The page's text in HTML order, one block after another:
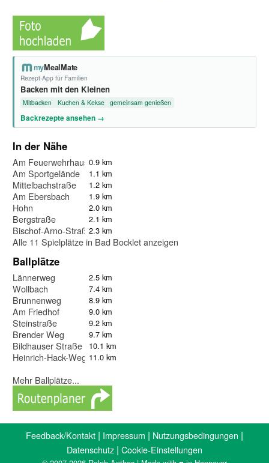
myMealMate
Rezept-App für Familien
Backen mit den Kleinen
Mitbacken Kuchen & Kekse gemeinsam genießen
Backrezepte ansehen →
In der Nähe
Am Feuerwehrhaus 0.9 km
Am Sportgelände 1.1 km
Mittelbachstraße 1.2 km
Am Ebersbach 1.9 km
Hohn 2.0 km
Bergstraße 2.1 km
Bischof-Arno-Straße2.3 km
Alle 11 Spielplätze in Bad Bocklet anzeigen
Ballplätze
Lännerweg 2.5 km
Wollbach 7.4 km
Brunnenweg 8.9 km
Am Friedhof 9.0 km
Steinstraße 9.2 km
Brender Weg 9.7 km
Bildhauser Straße 10.1 km
Heinrich-Hack-Weg 11.0 km
Mehr Ballplätze...
Feedback/Kontakt | Impressum | Nutzungsbedingungen |
Datenschutz | Cookie-Einstellungen